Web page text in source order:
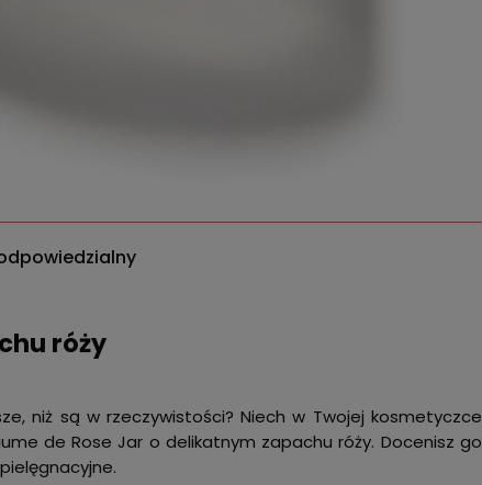
róży
niż są w rzeczywistości? Niech w Twojej kosmetyczce
de Rose Jar o delikatnym zapachu róży. Docenisz go